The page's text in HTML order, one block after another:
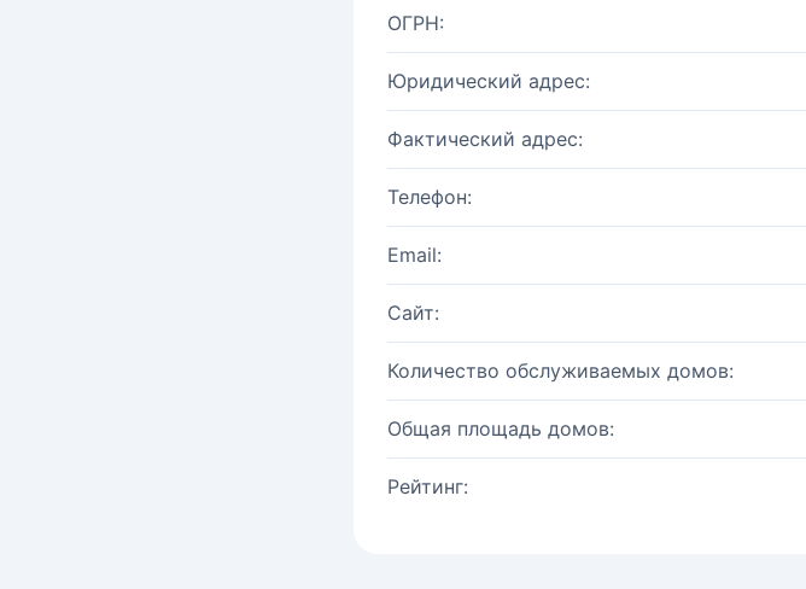
ОГРН:
Юридический адрес:
Фактический адрес:
Телефон:
Email:
Сайт:
Количество обслуживаемых домов:
Общая площадь домов:
Рейтинг: